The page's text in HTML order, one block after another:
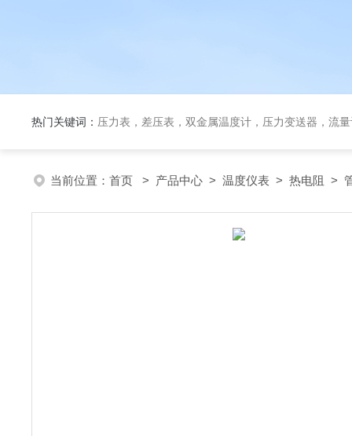
热门关键词： 压力表，差压表，双金属温度计，压力变送器，流
当前位置： 首页 > 产品中心 > 温度仪表 > 热电阻 >